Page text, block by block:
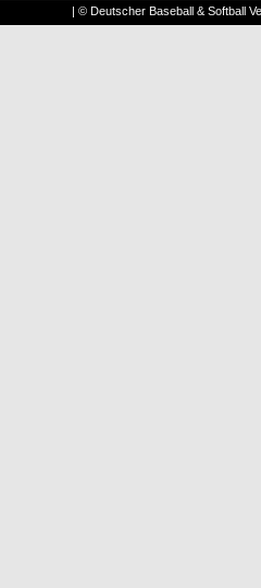
| © Deutscher Baseball & Softball